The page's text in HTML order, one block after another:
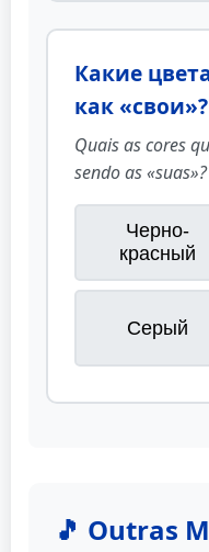
Какие
как «свои»?
Quais as cores
sendo as «suas»?
Черно-
красный
Серый
🎵 Outras